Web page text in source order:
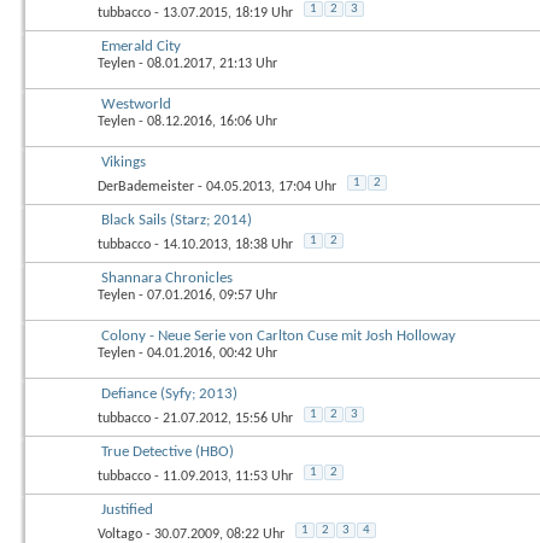
tubbacco - 13.07.2015, 18:19 Uhr 1 2 3
Emerald City
Teylen - 08.01.2017, 21:13 Uhr
Westworld
Teylen - 08.12.2016, 16:06 Uhr
Vikings
DerBademeister - 04.05.2013, 17:04 Uhr 1 2
Black Sails (Starz; 2014)
tubbacco - 14.10.2013, 18:38 Uhr 1 2
Shannara Chronicles
Teylen - 07.01.2016, 09:57 Uhr
Colony - Neue Serie von Carlton Cuse mit Josh Holloway
Teylen - 04.01.2016, 00:42 Uhr
Defiance (Syfy; 2013)
tubbacco - 21.07.2012, 15:56 Uhr 1 2 3
True Detective (HBO)
tubbacco - 11.09.2013, 11:53 Uhr 1 2
Justified
Voltago - 30.07.2009, 08:22 Uhr 1 2 3 4